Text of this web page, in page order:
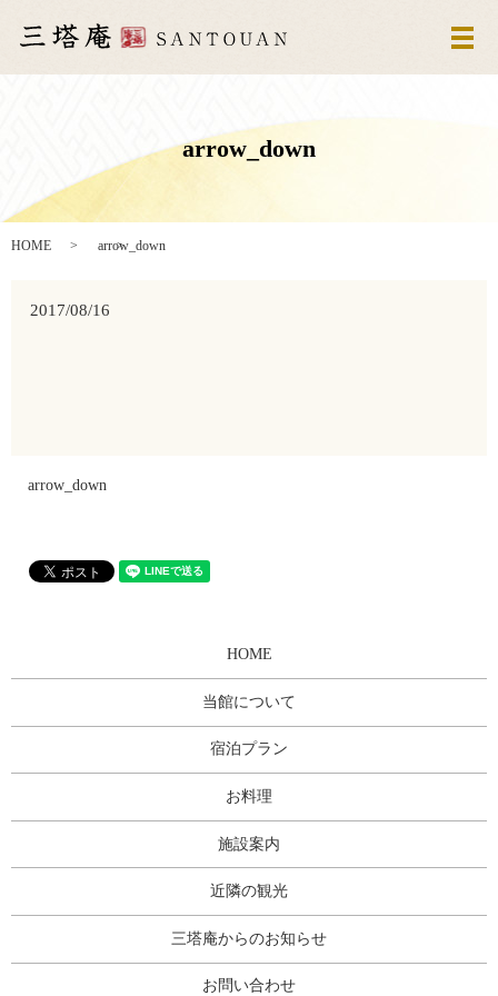
メ
arrow_down
HOME arrow_down
2017/08/16
arrow_down
HOME
当館について
宿泊プラン
お料理
施設案内
近隣の観光
三塔庵からのお知らせ
お問い合わせ